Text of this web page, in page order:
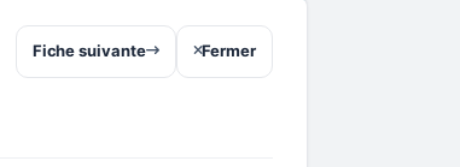
Fiche suivante Fermer